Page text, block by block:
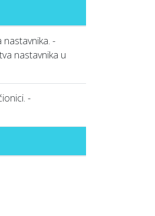
-
nastavnika u
-